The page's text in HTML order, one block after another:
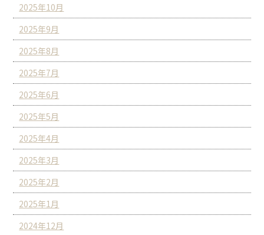
2025年10月
2025年9月
2025年8月
2025年7月
2025年6月
2025年5月
2025年4月
2025年3月
2025年2月
2025年1月
2024年12月